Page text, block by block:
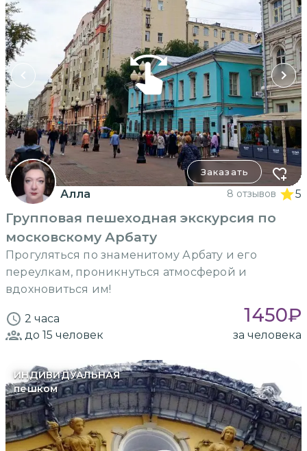
Заказать
Алла 8 отзывов 5
Групповая пешеходная экскурсия по
московскому Арбату
Прогуляться по знаменитому Арбату и его
переулкам, проникнуться атмосферой и
вдохновиться им!
2 часа 1450₽
до 15 человек за человека
ИНДИВИДУАЛЬНАЯ
пешком